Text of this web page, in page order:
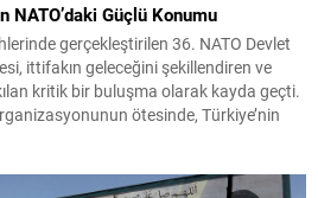
NATO’daki Güçlü Konumu
gerçekleştirilen 36. NATO Devlet
ittifakın geleceğini şekillendiren ve
kritik bir buluşma olarak kayda geçti.
ötesinde, Türkiye’nin
ortamı eş zamanlı ve çok boyutlu